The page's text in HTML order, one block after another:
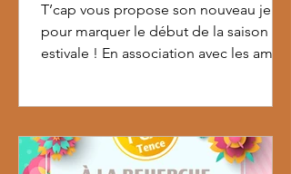
T’cap vous propose son nouveau jeu
pour marquer le début de la saison
estivale ! En association avec les amis
tenter de remporter des lots artisanaux
T'CAP d’une valeur de 500 € Comment